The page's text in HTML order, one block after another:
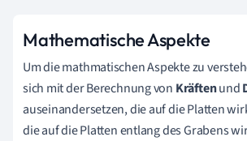
Mathematische Aspekte
Um die mathmatischen Aspekte zu
sich mit der Berechnung von Kräftenund
auseinandersetzen, die auf die Platten
die auf die Platten entlang des Grabens